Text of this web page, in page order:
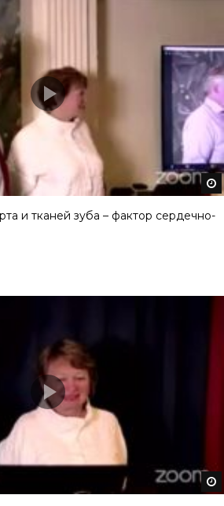
и тканей зуба – фактор сердечно-